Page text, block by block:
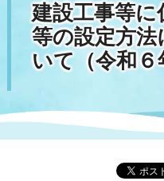
建設工事等に
等の設定方
いて（令和６